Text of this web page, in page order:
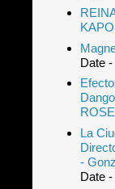
KAPO
Date-
ROSE
La
-
Date-